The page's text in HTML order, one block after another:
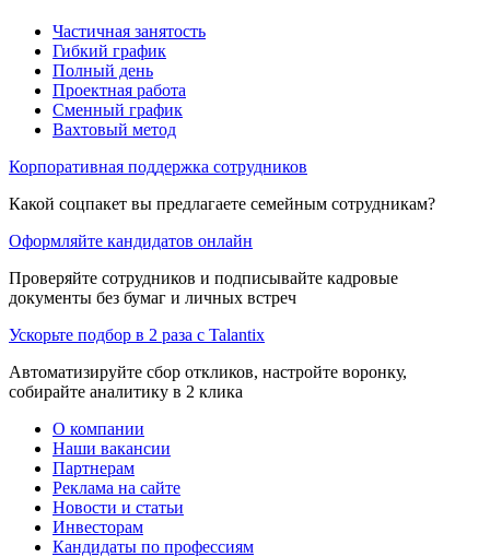
Частичная занятость
Гибкий график
Полный день
Проектная работа
Сменный график
Вахтовый метод
Корпоративная поддержка сотрудников
Какой соцпакет вы предлагаете семейным сотрудникам?
Оформляйте кандидатов онлайн
Проверяйте сотрудников и подписывайте кадровые
документы без бумаг и личных встреч
Ускорьте подбор в 2 раза с Talantix
Автоматизируйте сбор откликов, настройте воронку,
собирайте аналитику в 2 клика
О компании
Наши вакансии
Партнерам
Реклама на сайте
Новости и статьи
Инвесторам
Кандидаты по профессиям